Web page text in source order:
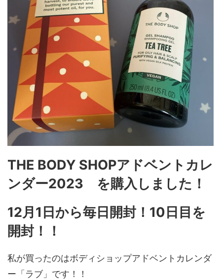
THE BODY SHOPアドベントカレ
ンダー2023 を購入しました！
12月1日から毎日開封！10日目を
開封！！
私が買ったのはボディショップアドベントカレンダ
ー「ラブ」です！！